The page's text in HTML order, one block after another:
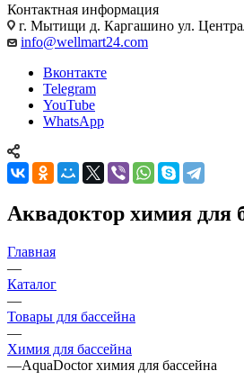
Контактная информация
г. Мытищи д. Каргашино ул.
info@wellmart24.com
Вконтакте
Telegram
YouTube
WhatsApp
Аквадоктор химия для
Главная
—
Каталог
—
Товары для бассейна
—
Химия для бассейна
—AquaDoctor химия для бассейна